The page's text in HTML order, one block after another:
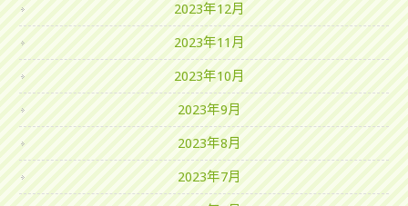
2023年12月
2023年11月
2023年10月
2023年9月
2023年8月
2023年7月